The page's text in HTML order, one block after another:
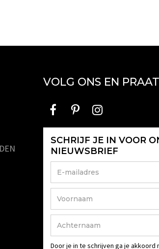
VOLG ONS EN
SCHRIJF JE IN VOOR
NIEUWSBRIEF
Door je in te schrijven ga je akkoord